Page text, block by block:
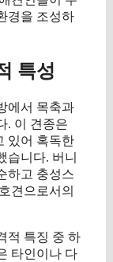
경을 조성하
특성
에서 목축과
. 이 견종은
있어 혹독한
습니다. 버니
하고 충성스
견으로서의
적 특징 중 하
타인이나 다